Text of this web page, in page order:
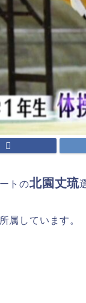
トの北園丈琉
属しています。